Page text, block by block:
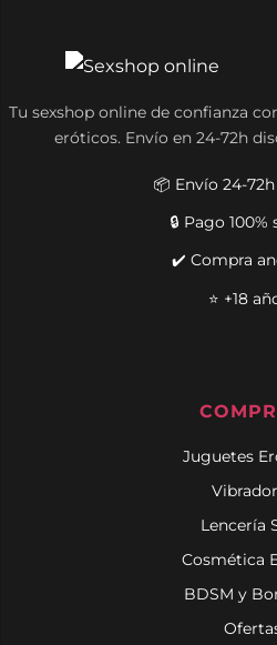
Tu sexshop online de confianza
eróticos. Envío en 24-72h
📦 Envío 24-
🔒 Pago
✔️ Compra
⭐ +18
Juguetes
Lencería
Cosmética
BDSM y